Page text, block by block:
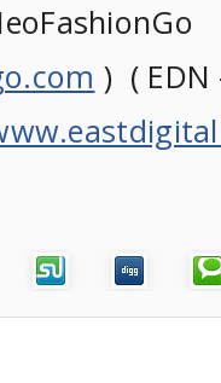
) ( EDN